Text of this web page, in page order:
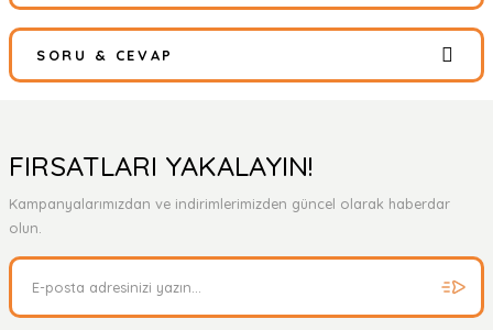
Bu ürüne ilk yorumu siz yapın!
Yorum Yaz
SORU & CEVAP
Ürün hakkında henüz soru sorulmamış.
FIRSATLARI YAKALAYIN!
Kampanyalarımızdan ve indirimlerimizden güncel olarak haberdar
olun.